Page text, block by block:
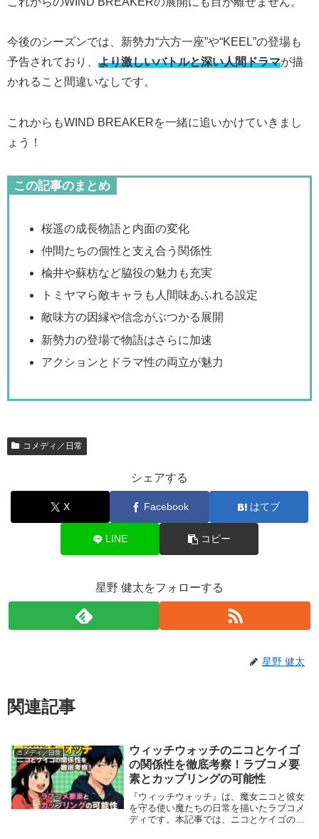
今後のシーズンでは、新勢力“六方一座”や“KEEL”の登場も
予告されており、 より激しいバトルと深い人間ドラマが描
かれること間違いなしです。
これからもWIND BREAKERを一緒に追いかけていきまし
ょう！
この記事のまとめ
桜遥の成長物語と内面の変化
仲間たちの個性と支え合う関係性
楡井や蘇枋など脇役の魅力も充実
トミヤマら敵キャラも人間味あふれる設定
敵味方の因縁や信念がぶつかる展開
新勢力の登場で物語はさらに加速
アクションとドラマ性の両立が魅力
コメディ／日常
シェアする
X Facebook はてブ
LINE コピー
星野 健太をフォローする
星野 健太
関連記事
コメディ／日常
ウィッチウォッチのニコとケイゴ
の関係性を徹底考察！ラブコメ要
素とカップリングの可能性
『ウィッチウォッチ』は、魔女ニコと彼女
を守る使い魔たちの日常を描いたラブコメ
ディです。本記事では、ニコとケイゴの関